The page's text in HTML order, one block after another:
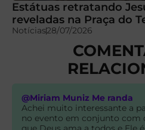
Estátuas retratando
reveladas na Praça do
Notícias28/07/2026
@Miriam Muniz Me randa
Achei muito interessante a
no evento em conjunto com